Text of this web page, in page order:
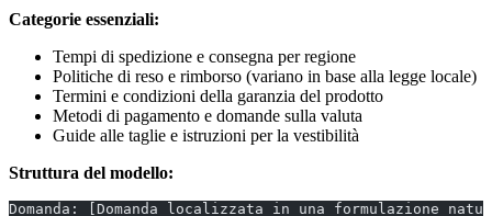
Categorie essenziali:
Tempi di spedizione e consegna per regione
Politiche di reso e rimborso (variano in base alla legge locale)
Termini e condizioni della garanzia del prodotto
Metodi di pagamento e domande sulla valuta
Guide alle taglie e istruzioni per la vestibilità
Struttura del modello:
Domanda: [Domanda localizzata in una formulazione